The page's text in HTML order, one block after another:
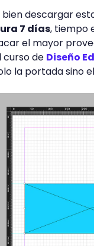
bien descargar
7 días, tiempo
el mayor
curso de Diseño
la portada sino